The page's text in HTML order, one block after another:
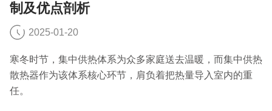
制及优点剖析
2025-01-20
寒冬时节，集中供热体系为众多家庭送去温暖，而集中供热
散热器作为该体系核心环节，肩负着把热量导入室内的重
任。